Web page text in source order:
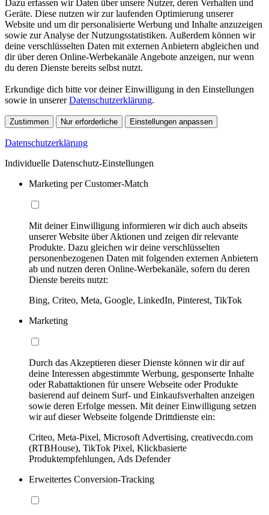
Dazu erfassen wir Daten über unsere Nutzer, deren Verhalten und
Geräte. Diese nutzen wir zur laufenden Optimierung unserer
Website und um dir personalisierte Werbung und Inhalte anzuzeigen
sowie zur Analyse der Nutzungsstatistiken. Außerdem können wir
deine verschlüsselten Daten mit externen Anbietern abgleichen und
dir über deren Online-Werbekanäle Angebote anzeigen, nur wenn
du deren Dienste bereits selbst nutzt.
Erkundige dich bitte vor deiner Einwilligung in den Einstellungen
sowie in unsererDatenschutzerklärung.
Zustimmen Nur erforderliche Einstellungen anpassen
Datenschutzerklärung
Individuelle Datenschutz-Einstellungen
Marketing per Customer-Match
Mit deiner Einwilligung informieren wir dich auch abseits
unserer Website über Aktionen und zeigen dir relevante
Produkte. Dazu gleichen wir deine verschlüsselten
personenbezogenen Daten mit folgenden externen Anbietern
ab und nutzen deren Online-Werbekanäle, sofern du deren
Dienste bereits nutzt:
Bing, Criteo, Meta, Google, LinkedIn, Pinterest, TikTok
Marketing
Durch das Akzeptieren dieser Dienste können wir dir auf
deine Interessen abgestimmte Werbung, gesponserte Inhalte
oder Rabattaktionen für unsere Webseite oder Produkte
basierend auf deinem Surf- und Einkaufsverhalten anzeigen
sowie deren Erfolge messen. Mit deiner Einwilligung setzen
wir auf dieser Webseite folgende Drittdienste ein:
Criteo, Meta-Pixel, Microsoft Advertising, creativecdn.com
(RTBHouse), TikTok Pixel, Klickbasierte
Produktempfehlungen, Ads Defender
Erweitertes Conversion-Tracking